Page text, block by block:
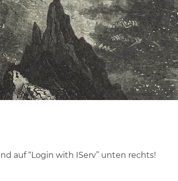
auf “Login with IServ” unten rechts!